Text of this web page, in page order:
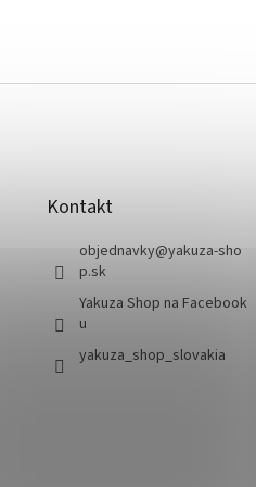
Kontakt
objednavky@yakuza-sho
p.sk
Yakuza Shop na Facebook
u
yakuza_shop_slovakia